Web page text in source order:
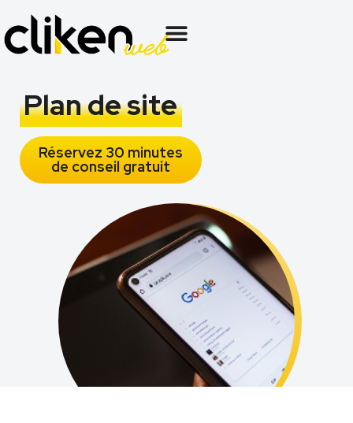
Plan de site
Réservez 30 minutes
de conseil gratuit